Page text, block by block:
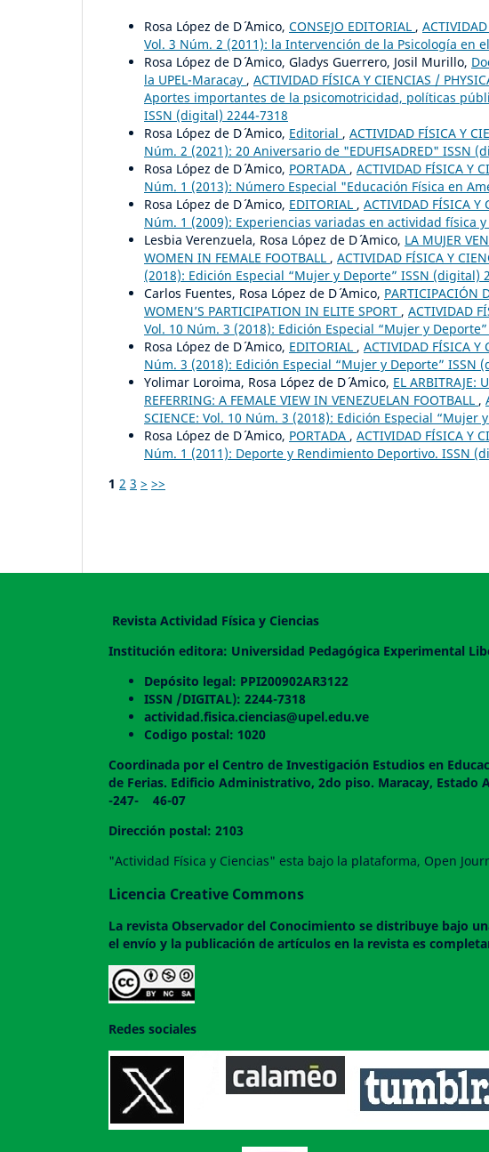
Rosa López de D´ ´Amico, CONSEJO EDITORIAL ,
Vol. 3 Núm. 2 (2011): la Intervención de la Psicología en
Rosa López de D´ ´Amico, Gladys Guerrero, Josil Murillo,
la UPEL-Maracay , ACTIVIDAD FÍSICA Y CIENCIAS /
Aportes importantes de la psicomotricidad, políticas
ISSN (digital) 2244-7318
Rosa López de D´ ´Amico, Editorial , ACTIVIDAD FÍSICA Y
Núm. 2 (2021): 20 Aniversario de "EDUFISADRED" ISSN
Rosa López de D´ ´Amico, PORTADA , ACTIVIDAD FÍSICA Y
Núm. 1 (2013): Número Especial "Educación Física en
Rosa López de D´ ´Amico, EDITORIAL , ACTIVIDAD FÍSICA Y
Núm. 1 (2009): Experiencias variadas en actividad física
Lesbia Verenzuela, Rosa López de D´ ´Amico, LA MUJER
WOMEN IN FEMALE FOOTBALL , ACTIVIDAD FÍSICA Y
(2018): Edición Especial “Mujer y Deporte” ISSN (digital)
Carlos Fuentes, Rosa López de D´ ´Amico, PARTICIPACIÓN
WOMEN’S PARTICIPATION IN ELITE SPORT , ACTIVIDAD
Vol. 10 Núm. 3 (2018): Edición Especial “Mujer y
Rosa López de D´ ´Amico, EDITORIAL , ACTIVIDAD FÍSICA Y
Núm. 3 (2018): Edición Especial “Mujer y Deporte” ISSN
Yolimar Loroima, Rosa López de D´ ´Amico, EL ARBITRAJE:
REFERRING: A FEMALE VIEW IN VENEZUELAN FOOTBALL ,
SCIENCE: Vol. 10 Núm. 3 (2018): Edición Especial “Mujer
Rosa López de D´ ´Amico, PORTADA , ACTIVIDAD FÍSICA Y
Núm. 1 (2011): Deporte y Rendimiento Deportivo. ISSN
1 2 3 > >>
Revista Actividad Física y Ciencias
Institución editora: Universidad Pedagógica Experimental
Depósito legal: PPI200902AR3122
ISSN /DIGITAL): 2244-7318
actividad.fisica.ciencias@upel.edu.ve
Codigo postal: 1020
Coordinada por el Centro de Investigación Estudios en
de Ferias. Edificio Administrativo, 2do piso.
-247- 46-07
Dirección postal: 2103
"Actividad Física y Ciencias" esta bajo la plataforma, Open
Licencia Creative Commons
La revista Observador del Conocimiento se distribuye bajo
el envío y la publicación de artículos en la revista es
Redes sociales